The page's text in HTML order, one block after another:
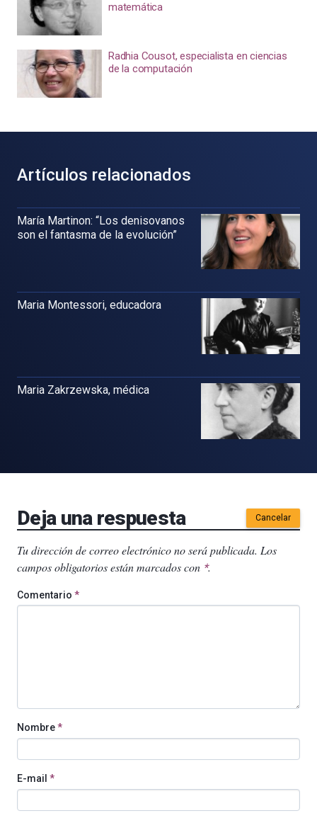
matemática
Radhia Cousot, especialista en ciencias
de la computación
Artículos relacionados
María Martinon: “Los denisovanos
son el fantasma de la evolución”
Maria Montessori, educadora
Maria Zakrzewska, médica
Deja una respuesta Cancelar
Tu dirección de correo electrónico no será publicada. Los
campos obligatorios están marcados con *.
Comentario *
Nombre*
E-mail *